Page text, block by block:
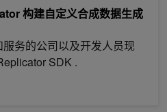
构建自定义合成数据生成
务的公司以及开发人员现
SDK .